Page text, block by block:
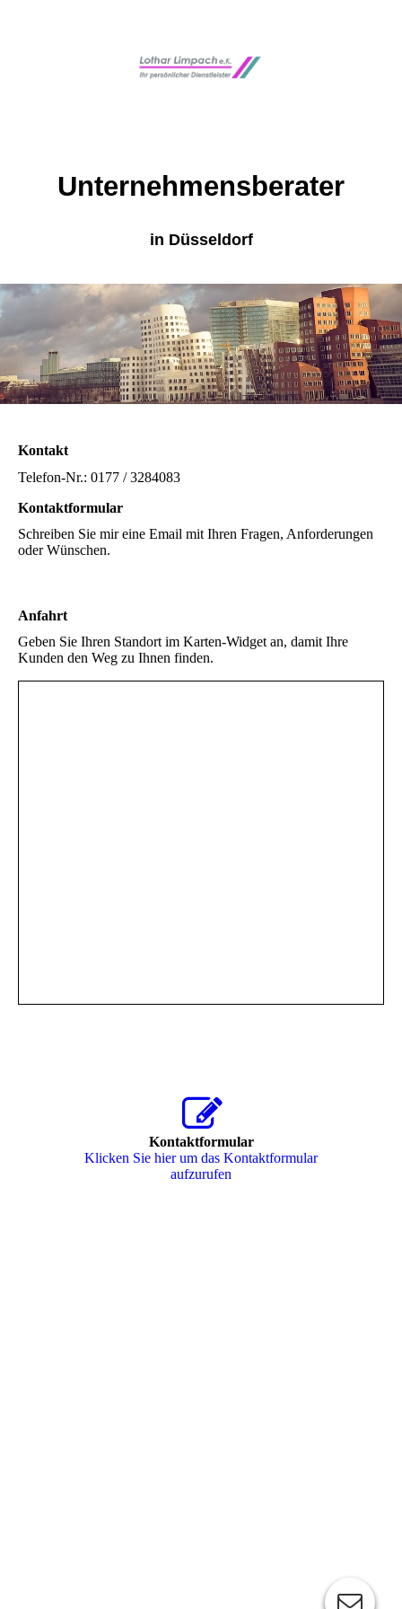
Unternehmensberater
in Düsseldorf
Kontakt
Telefon-Nr.: 0177 / 3284083
Kontaktformular
Schreiben Sie mir eine Email mit Ihren Fragen, Anforderungen
oder Wünschen.
Anfahrt
Geben Sie Ihren Standort im Karten-Widget an, damit Ihre
Kunden den Weg zu Ihnen finden.
Kontaktformular
Klicken Sie hier um das Kon­takt­for­mu­lar
aufzurufen